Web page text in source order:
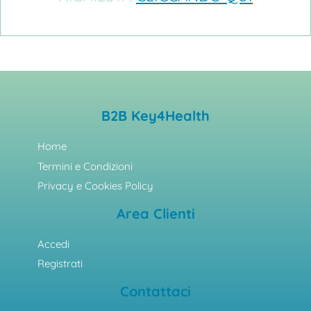
B2B Key4Health
Home
Termini e Condizioni
Privacy e Cookies Policy
Area Clienti
Accedi
Registrati
Contattaci